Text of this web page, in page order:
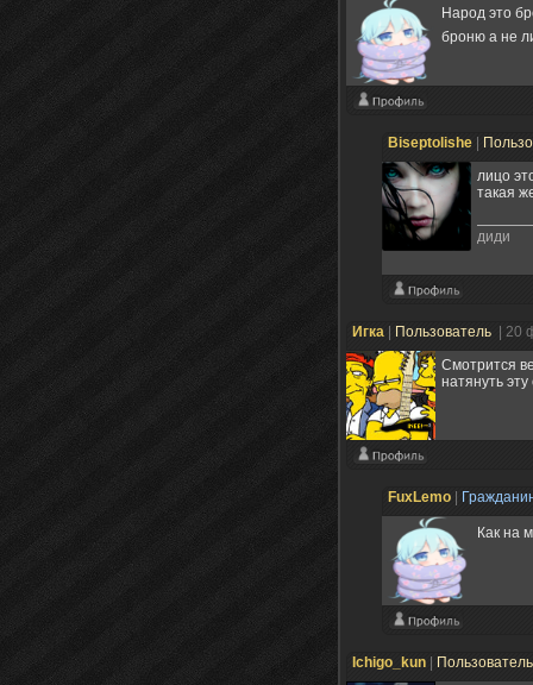
Народ это
броню а не
Biseptolishe
лицо
такая
диди
Игка Пользователь
| 20
Смотрится
натянуть
FuxLemo
Как на
Ichigo_kun